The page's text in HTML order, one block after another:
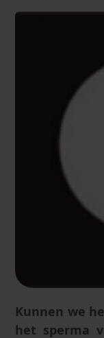
Kunnen we
het sperma